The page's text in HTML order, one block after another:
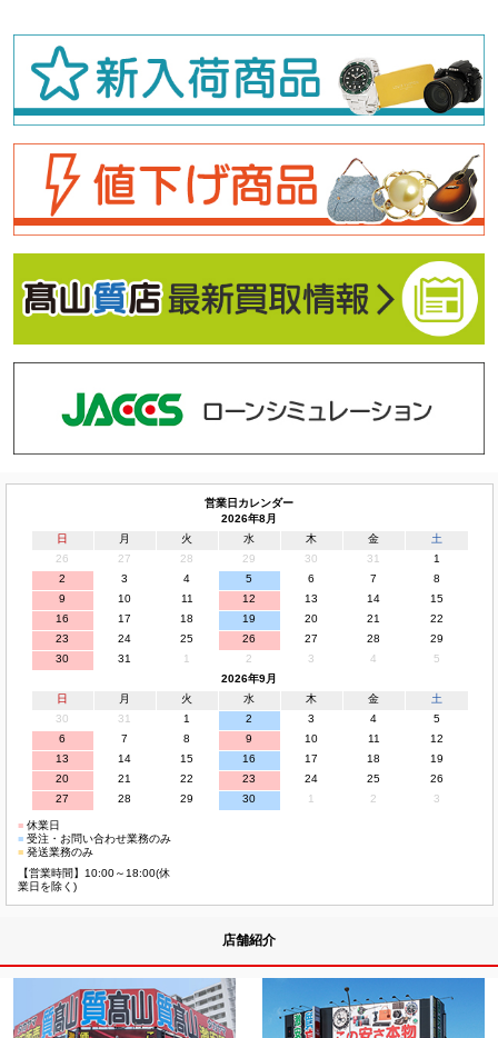
営業日カレンダー
2026年8月
日
月 火 水 木 金
土
26
27 28 29 30 31
1
2
3 4 5 6 7
8
9
10 11 12 13 14
15
16
17 18 19 20 21
22
23
24 25 26 27 28
29
30
31 1 2 3 4
5
2026年9月
日
月 火 水 木 金
土
30
31 1 2 3 4
5
6
7 8 9 10 11
12
13
14 15 16 17 18
19
20
21 22 23 24 25
26
27
28 29 30 1 2 3
■休業日
■受注・お問い合わせ業務のみ
■発送業務のみ
【営業時間】10:00～18:00(休
業日を除く)
店舗紹介